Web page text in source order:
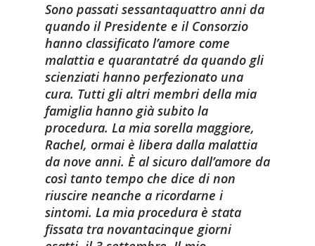
Sono passati sessantaquattro anni da
quando il Presidente e il Consorzio
hanno classificato l’amore come
malattia e quarantatré da quando gli
scienziati hanno perfezionato una
cura. Tutti gli altri membri della mia
famiglia hanno già subito la
procedura. La mia sorella maggiore,
Rachel, ormai è libera dalla malattia
da nove anni. È al sicuro dall’amore da
così tanto tempo che dice di non
riuscire neanche a ricordarne i
sintomi. La mia procedura è stata
fissata tra novantacinque giorni